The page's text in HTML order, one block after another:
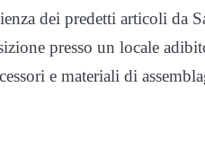
dei predetti articoli da
presso un locale
e materiali di